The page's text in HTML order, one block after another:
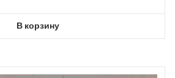
В корзину